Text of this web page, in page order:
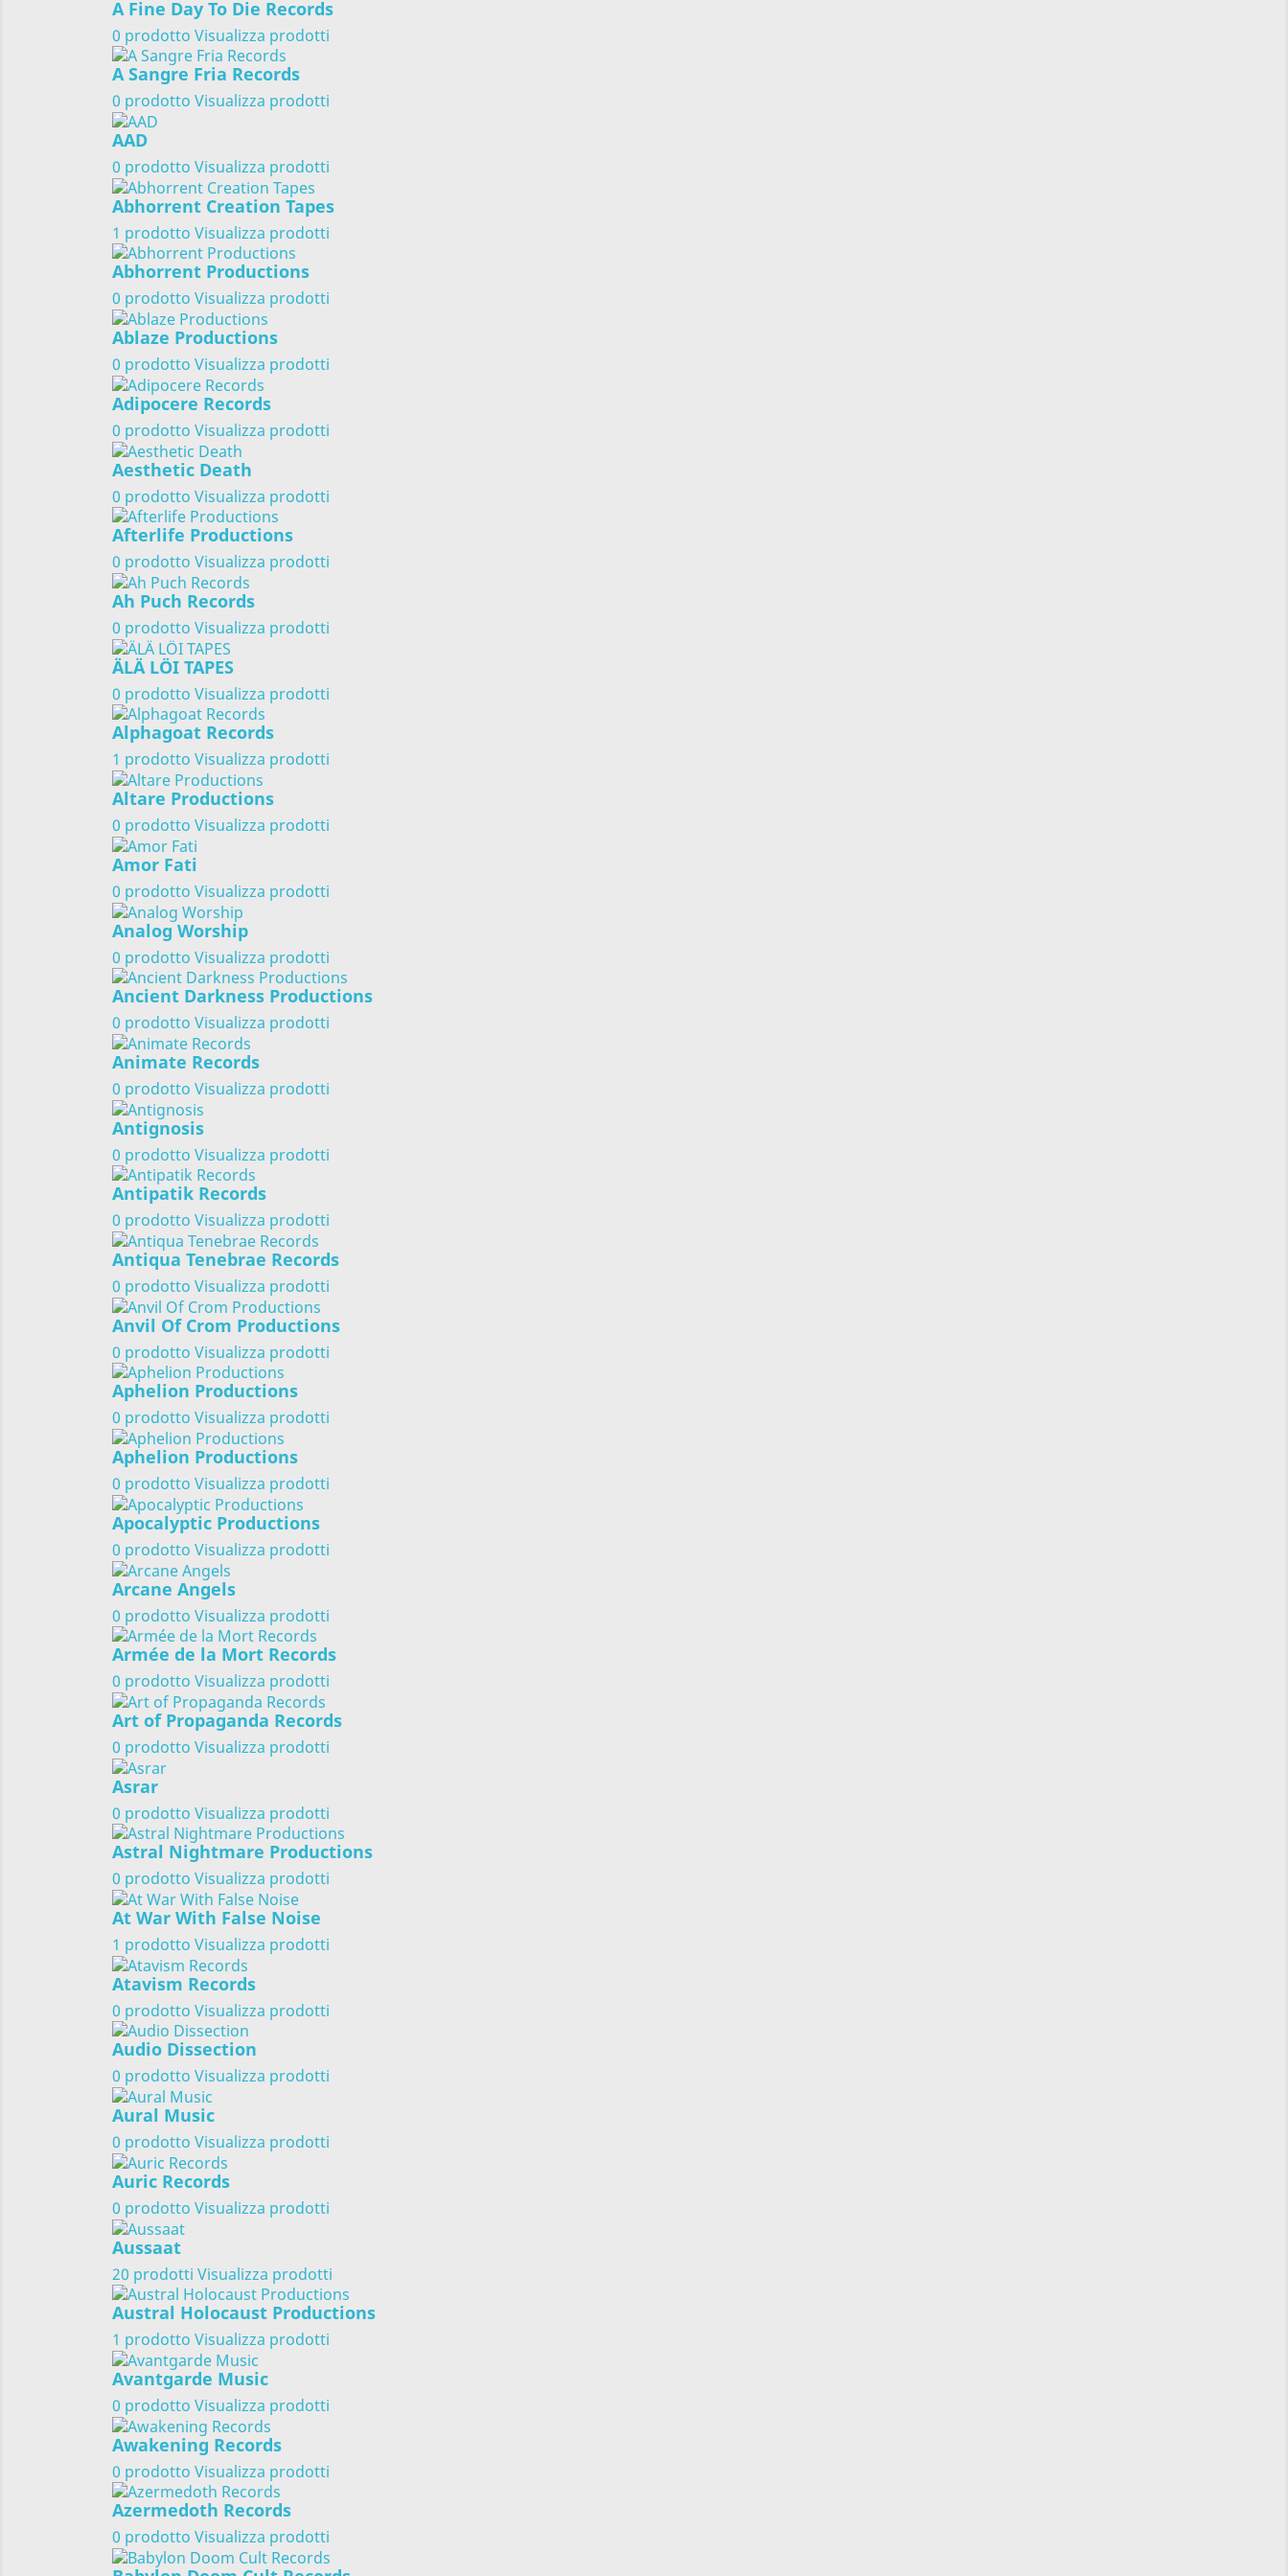
A Fine Day To Die Records
0 prodotto Visualizza prodotti
A Sangre Fria Records
0 prodotto Visualizza prodotti
AAD
0 prodotto Visualizza prodotti
Abhorrent Creation Tapes
1 prodotto Visualizza prodotti
Abhorrent Productions
0 prodotto Visualizza prodotti
Ablaze Productions
0 prodotto Visualizza prodotti
Adipocere Records
0 prodotto Visualizza prodotti
Aesthetic Death
0 prodotto Visualizza prodotti
Afterlife Productions
0 prodotto Visualizza prodotti
Ah Puch Records
0 prodotto Visualizza prodotti
ÄLÄ LÖI TAPES
0 prodotto Visualizza prodotti
Alphagoat Records
1 prodotto Visualizza prodotti
Altare Productions
0 prodotto Visualizza prodotti
Amor Fati
0 prodotto Visualizza prodotti
Analog Worship
0 prodotto Visualizza prodotti
Ancient Darkness Productions
0 prodotto Visualizza prodotti
Animate Records
0 prodotto Visualizza prodotti
Antignosis
0 prodotto Visualizza prodotti
Antipatik Records
0 prodotto Visualizza prodotti
Antiqua Tenebrae Records
0 prodotto Visualizza prodotti
Anvil Of Crom Productions
0 prodotto Visualizza prodotti
Aphelion Productions
0 prodotto Visualizza prodotti
Aphelion Productions
0 prodotto Visualizza prodotti
Apocalyptic Productions
0 prodotto Visualizza prodotti
Arcane Angels
0 prodotto Visualizza prodotti
Armée de la Mort Records
0 prodotto Visualizza prodotti
Art of Propaganda Records
0 prodotto Visualizza prodotti
Asrar
0 prodotto Visualizza prodotti
Astral Nightmare Productions
0 prodotto Visualizza prodotti
At War With False Noise
1 prodotto Visualizza prodotti
Atavism Records
0 prodotto Visualizza prodotti
Audio Dissection
0 prodotto Visualizza prodotti
Aural Music
0 prodotto Visualizza prodotti
Auric Records
0 prodotto Visualizza prodotti
Aussaat
20 prodotti Visualizza prodotti
Austral Holocaust Productions
1 prodotto Visualizza prodotti
Avantgarde Music
0 prodotto Visualizza prodotti
Awakening Records
0 prodotto Visualizza prodotti
Azermedoth Records
0 prodotto Visualizza prodotti